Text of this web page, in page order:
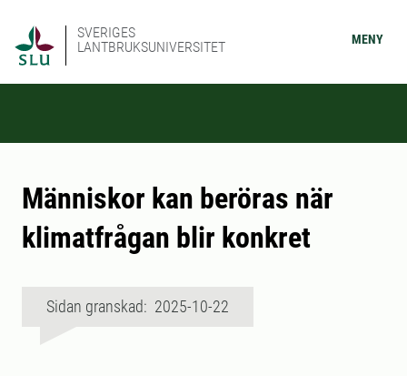
SVERIGES
LANTBRUKSUNIVERSITET
MENY
Människor kan beröras när
klimatfrågan blir konkret
Sidan granskad: 2025-10-22